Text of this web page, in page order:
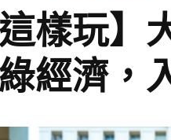
這樣玩
經濟，